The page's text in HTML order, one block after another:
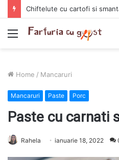
Chiftelute cu cartofi si
Menu
Home / Mancaruri
Mancaruri Paste Porc
Paste cu carnati
Rahela ianuarie 18, 2022